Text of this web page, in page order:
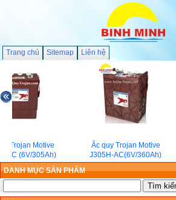
Trang chủ Sitemap Liên hệ
Trojan Motive
AC (6V/305Ah)
Ắc quy Trojan Motive
J305H-AC(6V/360Ah)
DANH MỤC SẢN PHẨM